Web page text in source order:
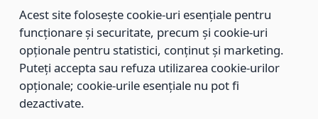
Copyright © 2002 - 2026 - PRIMĂRIA MUNICIPIULUI BRAȘOV, toate drepturile
rezervate.
Sitemap Contact
Acest site folosește cookie-uri esențiale pentru
funcționare și securitate, precum și cookie-uri
opționale pentru statistici, conținut și marketing.
Puteți accepta sau refuza utilizarea cookie-urilor
opționale; cookie-urile esențiale nu pot fi
dezactivate.